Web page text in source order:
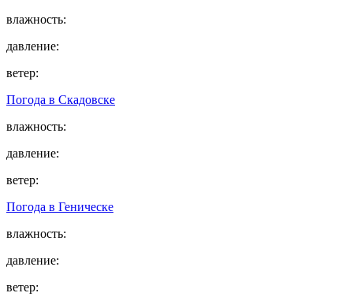
влажность:
давление:
ветер:
Погода в Скадовске
влажность:
давление:
ветер:
Погода в Геническе
влажность:
давление:
ветер: